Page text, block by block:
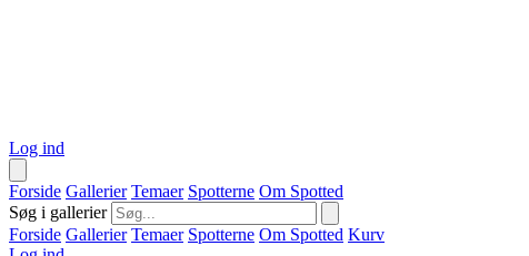
Log ind
Forside Gallerier Temaer Spotterne Om Spotted
Søg i gallerier
Forside Gallerier Temaer Spotterne Om Spotted Kurv